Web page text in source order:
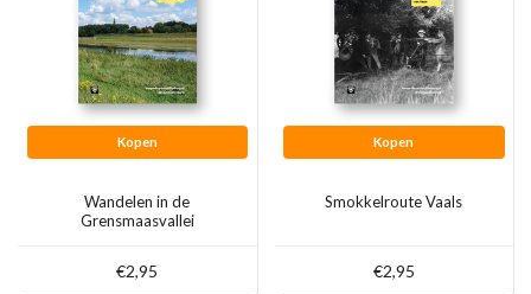
Kopen
Wandelen in de
Grensmaasvallei
€2,95
Kopen
Smokkelroute Vaals
€2,95